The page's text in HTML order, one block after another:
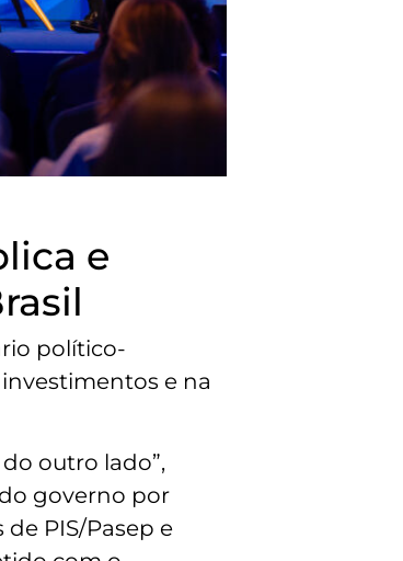
e
político-
e na
outro lado”,
governo por
PIS/Pasep e